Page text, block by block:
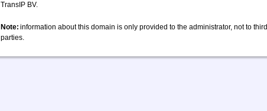
TransIP BV.
Note: information about this domain is only provided to the administrator, not to third
parties.